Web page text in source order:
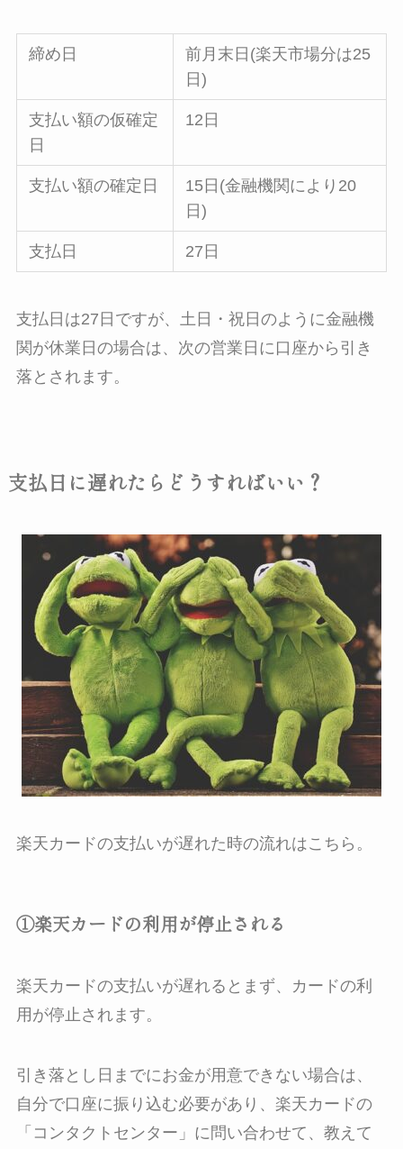
締め日
前月末日(楽天市場分は25
日)
支払い額の仮確定
日
12日
支払い額の確定日
15日(金融機関により20
日)
支払日 27日
支払日は27日ですが、土日・祝日のように金融機
関が休業日の場合は、次の営業日に口座から引き
落とされます。
支払日に遅れたらどうすればいい？
楽天カードの支払いが遅れた時の流れはこちら。
①楽天カードの利用が停止される
楽天カードの支払いが遅れるとまず、カードの利
用が停止されます。
引き落とし日までにお金が用意できない場合は、
自分で口座に振り込む必要があり、楽天カードの
「コンタクトセンター」に問い合わせて、教えて